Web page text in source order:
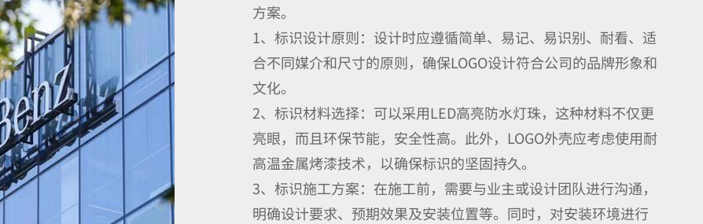
方案。
1、标识设计原则：设计时应遵循简单、易记、易识别、耐看、适
合不同媒介和尺寸的原则，确保LOGO设计符合公司的品牌形象和
文化。
2、标识材料选择：可以采用LED高亮防水灯珠，这种材料不仅更
亮眼，而且环保节能，安全性高。此外，LOGO外壳应考虑使用耐
高温金属烤漆技术，以确保标识的坚固持久。
3、标识施工方案：在施工前，需要与业主或设计团队进行沟通，
明确设计要求、预期效果及安装位置等。同时，对安装环境进行